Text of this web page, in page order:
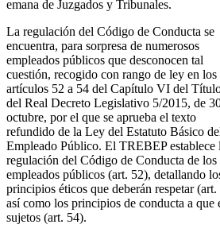
emana de Juzgados y Tribunales.
La regulación del Código de Conducta se
encuentra, para sorpresa de numerosos
empleados públicos que desconocen tal
cuestión, recogido con rango de ley en los
artículos 52 a 54 del Capítulo VI del
del Real Decreto Legislativo 5/2015, de
octubre, por el que se aprueba el texto
refundido de la Ley del Estatuto Básico
Empleado Público. El TREBEP establece
regulación del Código de Conducta de los
empleados públicos (art. 52), detallando
principios éticos que deberán respetar (art.
así como los principios de conducta a que
sujetos (art. 54).